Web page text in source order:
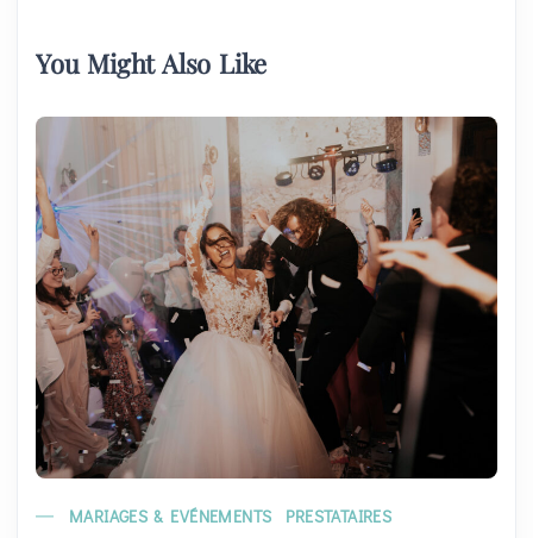
You Might Also Like
MARIAGES & EVÉNEMENTS PRESTATAIRES